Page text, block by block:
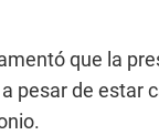
que la
pesar de estar